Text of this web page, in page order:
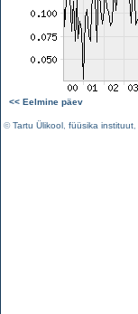
<< Eelmine päev
©Tartu Ülikool füüsika instituut